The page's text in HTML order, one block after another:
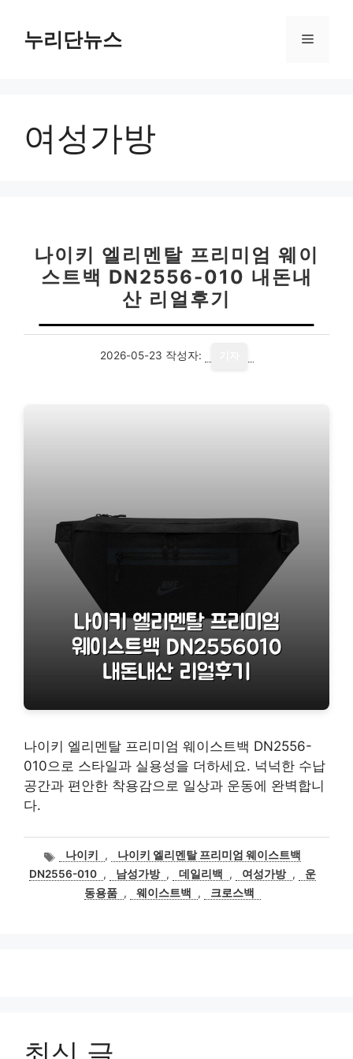
누리단뉴스 메
여성가방
나이키 엘리멘탈 프리미엄 웨이
스트백 DN2556-010 내돈내
산 리얼후기
2026-05-23 작성자:
나이키 엘리멘탈 프리미엄 웨이스트백 DN2556-
010으로 스타일과 실용성을 더하세요. 넉넉한 수납
공간과 편안한 착용감으로 일상과 운동에 완벽합니
다.
태
그
나이키 ,
나이키 엘리멘탈 프리미엄 웨이스트백
DN2556-010 , 남성가방 , 데일리백 , 여성가방 ,
운
동용품 , 웨이스트백 , 크로스백